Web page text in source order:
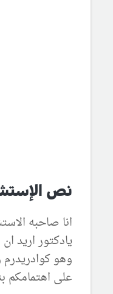
نص
يادكتور اريد
وهو
على اهتمامكم